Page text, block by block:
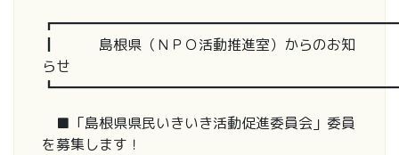
┃ 島根県（ＮＰＯ活動推進室）からのお知
らせ
■「島根県県民いきいき活動促進委員会」委員
を募集します！